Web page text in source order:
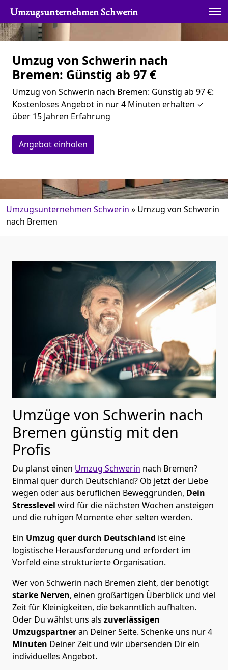
Umzugsunternehmen Schwerin
Umzug von Schwerin nach
Bremen: Günstig ab 97 €
Umzug von Schwerin nach Bremen: Günstig ab 97 €:
Kostenloses Angebot in nur 4 Minuten erhalten ✓
über 15 Jahren Erfahrung
Angebot einholen
Umzugsunternehmen Schwerin » Umzug von Schwerin
nach Bremen
Umzüge von Schwerin nach
Bremen günstig mit den
Profis
Du planst einen Umzug Schwerin nach Bremen?
Einmal quer durch Deutschland? Ob jetzt der Liebe
wegen oder aus beruflichen Beweggründen, Dein
Stresslevel wird für die nächsten Wochen ansteigen
und die ruhigen Momente eher selten werden.
Ein Umzug quer durch Deutschland ist eine
logistische Herausforderung und erfordert im
Vorfeld eine strukturierte Organisation.
Wer von Schwerin nach Bremen zieht, der benötigt
starke Nerven, einen großartigen Überblick und viel
Zeit für Kleinigkeiten, die bekanntlich aufhalten.
Oder Du wählst uns als zuverlässigen
Umzugspartneran Deiner Seite. Schenke uns nur4
Minuten Deiner Zeit und wir übersenden Dir ein
individuelles Angebot.